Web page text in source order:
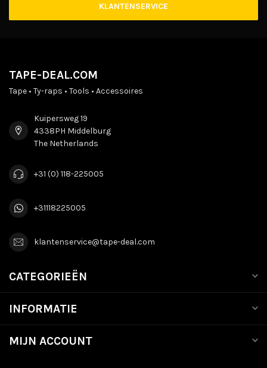
KLANTENSERVICE
TAPE-DEAL.COM
Tape • Ty-raps • Tools • Accessoires
Kuipersweg 19
4338PH Middelburg
The Netherlands
+31 (0) 118-225005
+31118225005
klantenservice@tape-deal.com
CATEGORIEËN
INFORMATIE
MIJN ACCOUNT